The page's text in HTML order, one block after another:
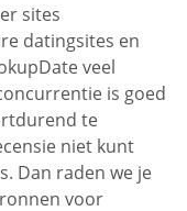
sites
datingsites en
veel
is goed
te
niet kunt
Dan raden we je
voor